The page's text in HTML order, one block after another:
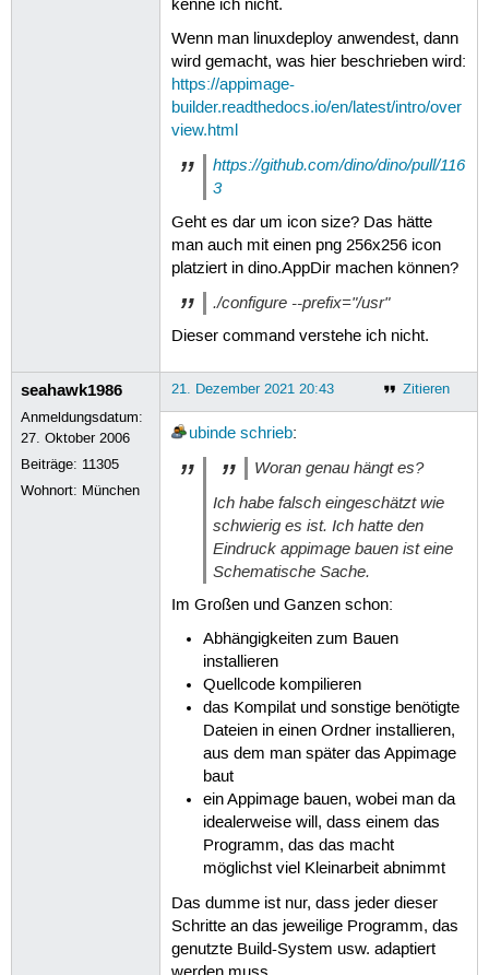
kenne ich nicht.
Wenn man linuxdeploy anwendest, dann
wird gemacht, was hier beschrieben wird:
https://appimage-
builder.readthedocs.io/en/latest/intro/over
view.html
https://github.com/dino/dino/pull/116
3
Geht es dar um icon size? Das hätte
man auch mit einen png 256x256 icon
platziert in dino.AppDir machen können?
./configure --prefix="/usr"
Dieser command verstehe ich nicht.
seahawk1986
Anmeldungsdatum:
27. Oktober 2006
Beiträge: 11305
Wohnort: München
Zitieren
21. Dezember 2021 20:43
ubinde schrieb:
Woran genau hängt es?
Ich habe falsch eingeschätzt wie
schwierig es ist. Ich hatte den
Eindruck appimage bauen ist eine
Schematische Sache.
Im Großen und Ganzen schon:
Abhängigkeiten zum Bauen
installieren
Quellcode kompilieren
das Kompilat und sonstige benötigte
Dateien in einen Ordner installieren,
aus dem man später das Appimage
baut
ein Appimage bauen, wobei man da
idealerweise will, dass einem das
Programm, das das macht
möglichst viel Kleinarbeit abnimmt
Das dumme ist nur, dass jeder dieser
Schritte an das jeweilige Programm, das
genutzte Build-System usw. adaptiert